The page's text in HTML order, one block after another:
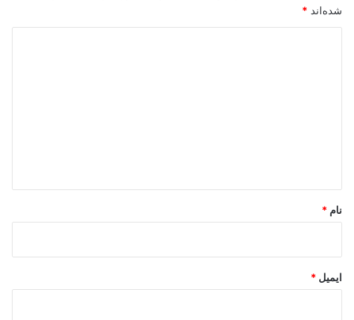
شده‌اند *
نام *
ایمیل *